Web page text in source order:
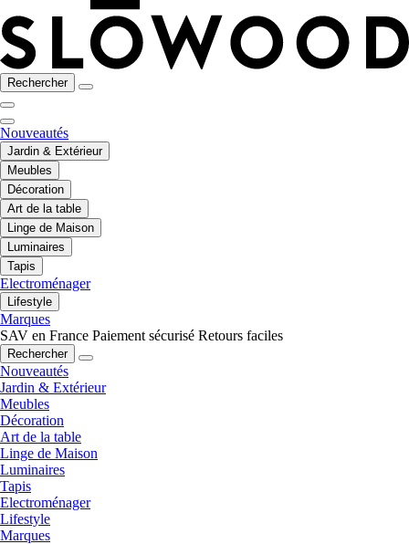
Rechercher
Nouveautés
Jardin & Extérieur
Meubles
Décoration
Art de la table
Linge de Maison
Luminaires
Tapis
Electroménager
Lifestyle
Marques
SAV en France Paiement sécurisé Retours faciles
Rechercher
Nouveautés
Jardin & Extérieur
Meubles
Décoration
Art de la table
Linge de Maison
Luminaires
Tapis
Electroménager
Lifestyle
Marques